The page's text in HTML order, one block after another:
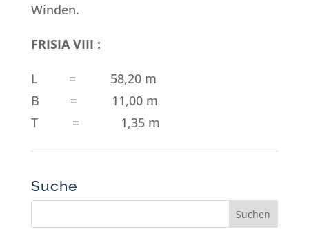
Winden.
FRISIA VIII :
L = 58,20 m
B = 11,00 m
T = 1,35 m
Suche